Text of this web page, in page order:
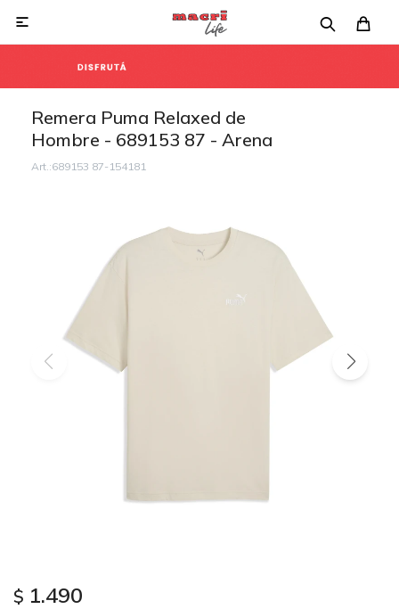

Remera Puma Relaxed de
Hombre - 689153 87 - Arena
689153 87-154181
$ 1.490